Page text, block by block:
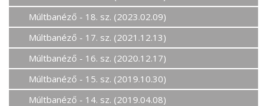
Múltbanéző - 18. sz. (2023.02.09)
Múltbanéző - 17. sz. (2021.12.13)
Múltbanéző - 16. sz. (2020.12.17)
Múltbanéző - 15. sz. (2019.10.30)
Múltbanéző - 14. sz. (2019.04.08)